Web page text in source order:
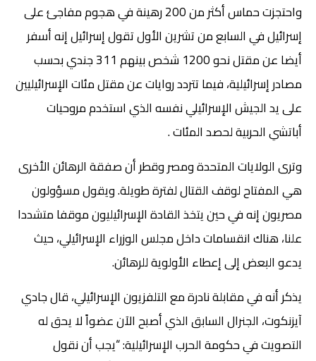
واحتجزت حماس أكثر من 200 رهينة في هجوم مفاجئ على
إسرائيل في السابع من تشرين الأول تقول إسرائيل إنه أسفر
أيضا عن مقتل نحو 1200 شخص بينهم 311 جندي بحسب
مصادر إسرائيلية، فيما تتردد روايات عن مقتل مئات الإسرائيليين
على يد الجيش الإسرائيلي نفسه الذي استخدم مروحيات
أباتشي الحربية لحصد المئات .
وترى الولايات المتحدة ومصر وقطر أن صفقة الرهائن الأخرى
هي المفتاح لوقف القتال لفترة طويلة. ويقول مسؤولون
مصريون إنه في حين يتخذ القادة الإسرائيليون موقفا متشددا
علنا، هناك انقسامات داخل مجلس الوزراء الإسرائيلي، حيث
يدعو البعض إلى إعطاء الأولوية للرهائن.
يذكر أنه في مقابلة نادرة مع التلفزيون الإسرائيلي، قال جادي
آيزنكوت، الجنرال السابق الذي أصبح الآن عضواً لا يحق له
التصويت في حكومة الحرب الإسرائيلية: “يجب أن نقول